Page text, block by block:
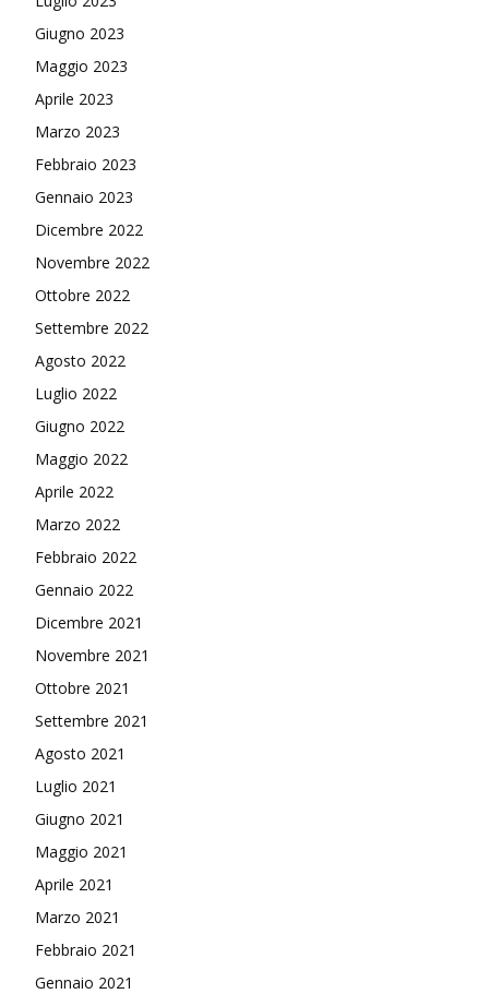
Giugno 2023
Maggio 2023
Aprile 2023
Marzo 2023
Febbraio 2023
Gennaio 2023
Dicembre 2022
Novembre 2022
Ottobre 2022
Settembre 2022
Agosto 2022
Luglio 2022
Giugno 2022
Maggio 2022
Aprile 2022
Marzo 2022
Febbraio 2022
Gennaio 2022
Dicembre 2021
Novembre 2021
Ottobre 2021
Settembre 2021
Agosto 2021
Luglio 2021
Giugno 2021
Maggio 2021
Aprile 2021
Marzo 2021
Febbraio 2021
Gennaio 2021